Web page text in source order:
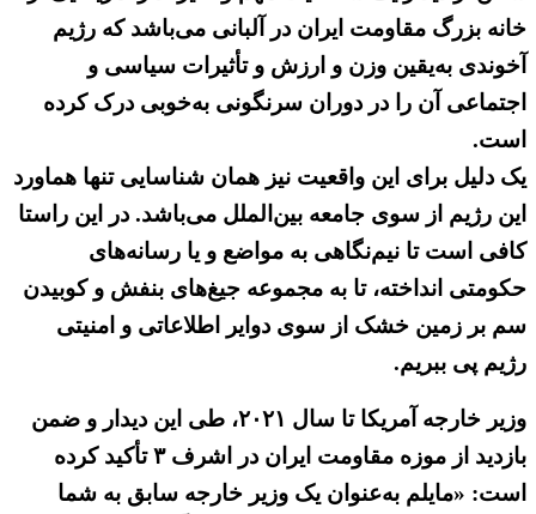
خانه بزرگ مقاومت ایران در آلبانی می‌باشد که رژیم
آخوندی به‌یقین وزن و ارزش و تأثیرات سیاسی و
اجتماعی آن را در دوران سرنگونی به‌خوبی درک کرده
است.
یک دلیل برای این واقعیت نیز همان شناسایی تنها هماورد
این رژیم از سوی جامعه بین‌الملل می‌باشد. در این راستا
کافی است تا نیم‌نگاهی به مواضع و یا رسانه‌های
حکومتی انداخته، تا به مجموعه جیغ‌های بنفش و کوبیدن
سم بر زمین خشک از سوی دوایر اطلاعاتی و امنیتی
رژیم پی ببریم.
وزیر خارجه آمریکا تا سال ۲۰۲۱، طی این دیدار و ضمن
بازدید از موزه مقاومت ایران در اشرف ۳ تأکید کرده
است: «مایلم به‌عنوان یک وزیر خارجه سابق به شما